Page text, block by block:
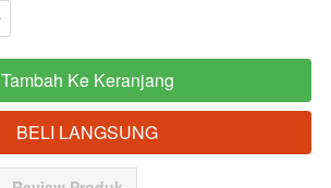
`
Tambah Ke Keranjang
`BELI LANGSUNG